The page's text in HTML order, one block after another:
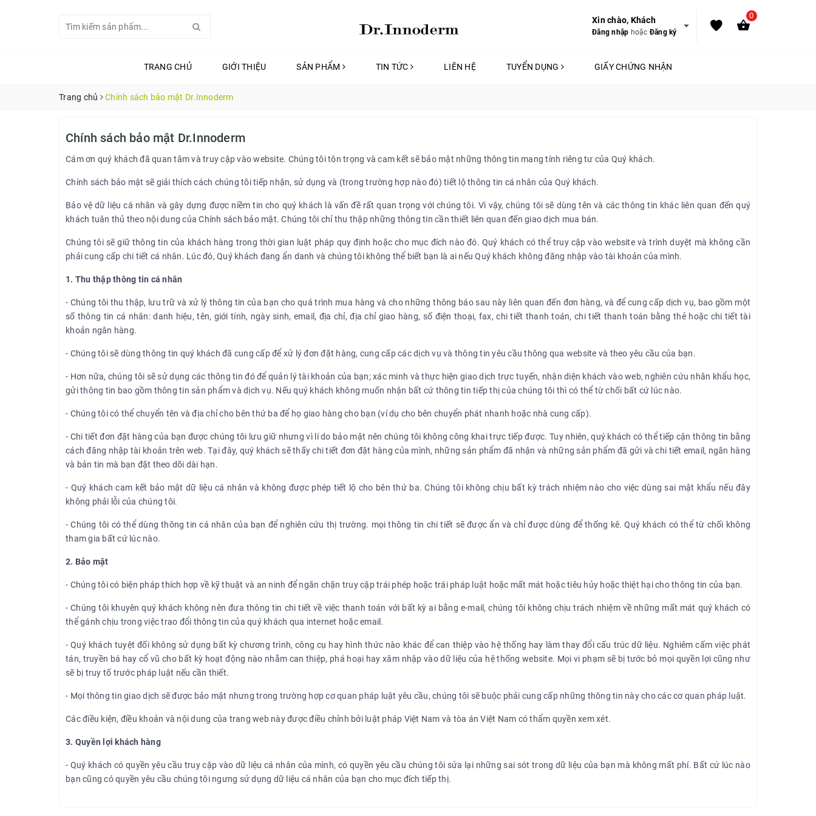
Xin chào, Khách
Đăng nhập hoặcĐăng ký
0
TRANG CHỦ GIỚI THIỆU SẢN PHẨM TIN TỨC LIÊN HỆ TUYỂN DỤNG GIẤY CHỨNG NHẬN
Trang chủ Chính sách bảo mật Dr.Innoderm
Chính sách bảo mật Dr.Innoderm
Cám ơn quý khách đã quan tâm và truy cập vào website. Chúng tôi tôn trọng và cam kết sẽ bảo mật những thông tin mang tính riêng tư của Quý khách.
Chính sách bảo mật sẽ giải thích cách chúng tôi tiếp nhận, sử dụng và (trong trường hợp nào đó) tiết lộ thông tin cá nhân của Quý khách.
Bảo vệ dữ liệu cá nhân và gây dựng được niềm tin cho quý khách là vấn đề rất quan trọng với chúng tôi. Vì vậy, chúng tôi sẽ dùng tên và các thông tin khác liên quan đến quý
khách tuân thủ theo nội dung của Chính sách bảo mật. Chúng tôi chỉ thu thập những thông tin cần thiết liên quan đến giao dịch mua bán.
Chúng tôi sẽ giữ thông tin của khách hàng trong thời gian luật pháp quy định hoặc cho mục đích nào đó. Quý khách có thể truy cập vào website và trình duyệt mà không cần
phải cung cấp chi tiết cá nhân. Lúc đó, Quý khách đang ẩn danh và chúng tôi không thể biết bạn là ai nếu Quý khách không đăng nhập vào tài khoản của mình.
1. Thu thập thông tin cá nhân
- Chúng tôi thu thập, lưu trữ và xử lý thông tin của bạn cho quá trình mua hàng và cho những thông báo sau này liên quan đến đơn hàng, và để cung cấp dịch vụ, bao gồm một
số thông tin cá nhân: danh hiệu, tên, giới tính, ngày sinh, email, địa chỉ, địa chỉ giao hàng, số điện thoại, fax, chi tiết thanh toán, chi tiết thanh toán bằng thẻ hoặc chi tiết tài
khoản ngân hàng.
- Chúng tôi sẽ dùng thông tin quý khách đã cung cấp để xử lý đơn đặt hàng, cung cấp các dịch vụ và thông tin yêu cầu thông qua website và theo yêu cầu của bạn.
- Hơn nữa, chúng tôi sẽ sử dụng các thông tin đó để quản lý tài khoản của bạn; xác minh và thực hiện giao dịch trực tuyến, nhận diện khách vào web, nghiên cứu nhân khẩu học,
gửi thông tin bao gồm thông tin sản phẩm và dịch vụ. Nếu quý khách không muốn nhận bất cứ thông tin tiếp thị của chúng tôi thì có thể từ chối bất cứ lúc nào.
- Chúng tôi có thể chuyển tên và địa chỉ cho bên thứ ba để họ giao hàng cho bạn (ví dụ cho bên chuyển phát nhanh hoặc nhà cung cấp).
- Chi tiết đơn đặt hàng của bạn được chúng tôi lưu giữ nhưng vì lí do bảo mật nên chúng tôi không công khai trực tiếp được. Tuy nhiên, quý khách có thể tiếp cận thông tin bằng
cách đăng nhập tài khoản trên web. Tại đây, quý khách sẽ thấy chi tiết đơn đặt hàng của mình, những sản phẩm đã nhận và những sản phẩm đã gửi và chi tiết email, ngân hàng
và bản tin mà bạn đặt theo dõi dài hạn.
- Quý khách cam kết bảo mật dữ liệu cá nhân và không được phép tiết lộ cho bên thứ ba. Chúng tôi không chịu bất kỳ trách nhiệm nào cho việc dùng sai mật khẩu nếu đây
không phải lỗi của chúng tôi.
- Chúng tôi có thể dùng thông tin cá nhân của bạn để nghiên cứu thị trường. mọi thông tin chi tiết sẽ được ẩn và chỉ được dùng để thống kê. Quý khách có thể từ chối không
tham gia bất cứ lúc nào.
2. Bảo mật
- Chúng tôi có biện pháp thích hợp về kỹ thuật và an ninh để ngăn chặn truy cập trái phép hoặc trái pháp luật hoặc mất mát hoặc tiêu hủy hoặc thiệt hại cho thông tin của bạn.
- Chúng tôi khuyên quý khách không nên đưa thông tin chi tiết về việc thanh toán với bất kỳ ai bằng e-mail, chúng tôi không chịu trách nhiệm về những mất mát quý khách có
thể gánh chịu trong việc trao đổi thông tin của quý khách qua internet hoặc email.
- Quý khách tuyệt đối không sử dụng bất kỳ chương trình, công cụ hay hình thức nào khác để can thiệp vào hệ thống hay làm thay đổi cấu trúc dữ liệu. Nghiêm cấm việc phát
tán, truyền bá hay cổ vũ cho bất kỳ hoạt động nào nhằm can thiệp, phá hoại hay xâm nhập vào dữ liệu của hệ thống website. Mọi vi phạm sẽ bị tước bỏ mọi quyền lợi cũng như
sẽ bị truy tố trước pháp luật nếu cần thiết.
- Mọi thông tin giao dịch sẽ được bảo mật nhưng trong trường hợp cơ quan pháp luật yêu cầu, chúng tôi sẽ buộc phải cung cấp những thông tin này cho các cơ quan pháp luật.
Các điều kiện, điều khoản và nội dung của trang web này được điều chỉnh bởi luật pháp Việt Nam và tòa án Việt Nam có thẩm quyền xem xét.
3. Quyền lợi khách hàng
- Quý khách có quyền yêu cầu truy cập vào dữ liệu cá nhân của mình, có quyền yêu cầu chúng tôi sửa lại những sai sót trong dữ liệu của bạn mà không mất phí. Bất cứ lúc nào
bạn cũng có quyền yêu cầu chúng tôi ngưng sử dụng dữ liệu cá nhân của bạn cho mục đích tiếp thị.